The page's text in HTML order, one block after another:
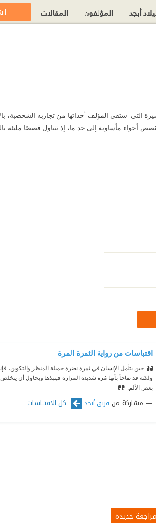
التي استقى المؤلف أحداثها من تجاربه الشخصية،
أجواء مأساوية إلى حد ما، إذ تتناول قصصًا مليئة
اقتباسات من رواية الثمرة المرة
حين يتأمل الإنسان في ثمرة نضرة جميلة المنظر والتكوين،
ولكنه قد تفاجأ بأنها مُرة شديدة المرارة فينبذها ويحاول أن
بعض الألم.
مشاركة من فريق أبجد كل الاقتباسات
مراجعة جديدة
أبجد المؤلفون المقالات